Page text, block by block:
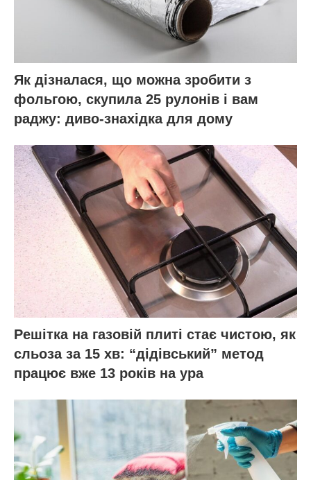
Як дізналася, що можна зробити з
фольгою, скупила 25 рулонів і вам
раджу: диво-знахідка для дому
Решітка на газовій плиті стає чистою, як
сльоза за 15 хв: “дідівський” метод
працює вже 13 років на ура